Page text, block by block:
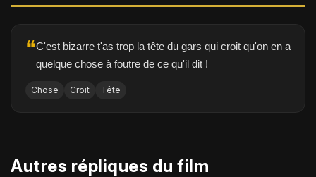
❝C'est bizarre t'as trop la tête du gars qui croit qu'on en a
quelque chose à foutre de ce qu'il dit !
Chose Croit Tête
Autres répliques du film